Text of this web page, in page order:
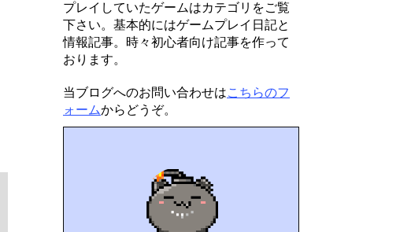
プレイしていたゲームはカテゴリをご覧
下さい。基本的にはゲームプレイ日記と
情報記事。時々初心者向け記事を作って
おります。
当ブログへのお問い合わせはこちらのフ
ォームからどうぞ。